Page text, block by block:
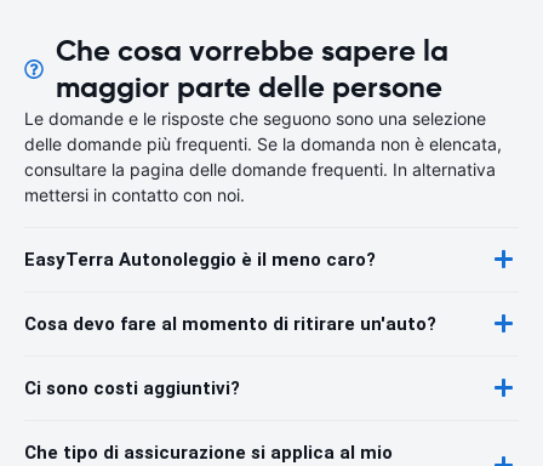
Che cosa vorrebbe sapere la
maggior parte delle persone
Le domande e le risposte che seguono sono una selezione
delle domande più frequenti. Se la domanda non è elencata,
consultare la pagina delle domande frequenti. In alternativa
mettersi in contatto con noi.
EasyTerra Autonoleggio è il meno caro?
Cosa devo fare al momento di ritirare un'auto?
Ci sono costi aggiuntivi?
Che tipo di assicurazione si applica al mio